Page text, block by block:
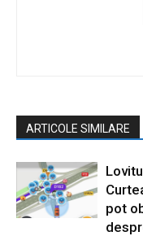
ARTICOLE SIMILARE
pot